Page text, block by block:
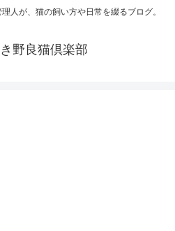
人が、猫の飼い方や日常を綴るブログ。
野良猫倶楽部